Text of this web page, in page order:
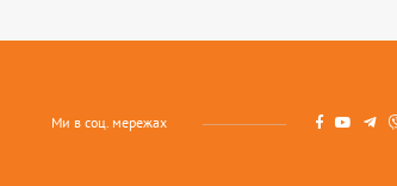
Ми в соц. мережах